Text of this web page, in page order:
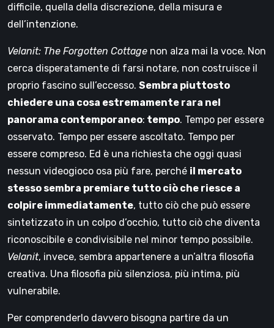
difficile, quella della discrezione, della misura e
dell’intenzione.
Velanit: The Forgotten Cottage non alza mai la voce. Non
cerca disperatamente di farsi notare, non costruisce il
proprio fascino sull’eccesso. Sembra piuttosto
chiedere una cosa estremamente rara nel
panorama contemporaneo: tempo. Tempo per essere
osservato. Tempo per essere ascoltato. Tempo per
essere compreso. Ed è una richiesta che oggi quasi
nessun videogioco osa più fare, perché il mercato
stesso sembra premiare tutto ciò che riesce a
colpire immediatamente, tutto ciò che può essere
sintetizzato in un colpo d’occhio, tutto ciò che diventa
riconoscibile e condivisibile nel minor tempo possibile.
Velanit, invece, sembra appartenere a un’altra filosofia
creativa. Una filosofia più silenziosa, più intima, più
vulnerabile.
Per comprenderlo davvero bisogna partire da un